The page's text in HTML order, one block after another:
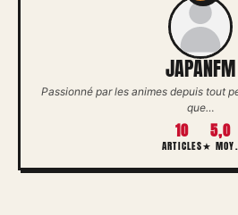
JAPANFM
Passionné par les animes depuis tout
que…
10
ARTICLES
5,0
★ MOY.